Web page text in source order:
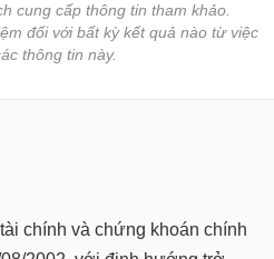
cung cấp thông tin tham khảo.
đối với bất kỳ kết quả nào từ việc
thông tin này.
chính và chứng khoán chính